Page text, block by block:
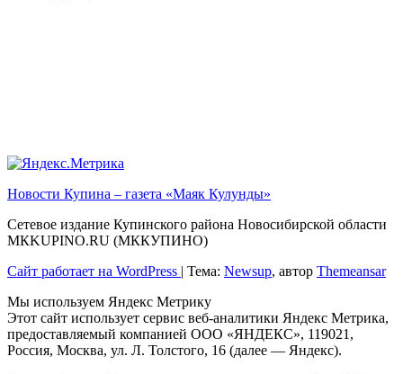
Новости Купина – газета «Маяк Кулунды»
Сетевое издание Купинского района Новосибирской области
МКKUPINO.RU (МККУПИНО)
Сайт работает на WordPress
Тема: Newsup, автор Themeansar
Мы используем Яндекс Метрику
Этот сайт использует сервис веб-аналитики Яндекс Метрика,
предоставляемый компанией ООО «ЯНДЕКС», 119021,
Россия, Москва, ул. Л. Толстого, 16 (далее — Яндекс).